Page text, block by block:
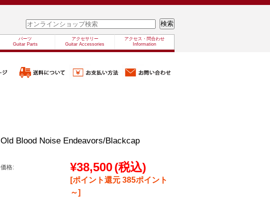
パーツ
Guitar Parts
アクセサリー
Guitar Accessories
アクセス・問合わせ
Information
Old Blood Noise Endeavors/Blackcap
価格: ¥38,500(税込)
[ポイント還元 385ポイント
～]